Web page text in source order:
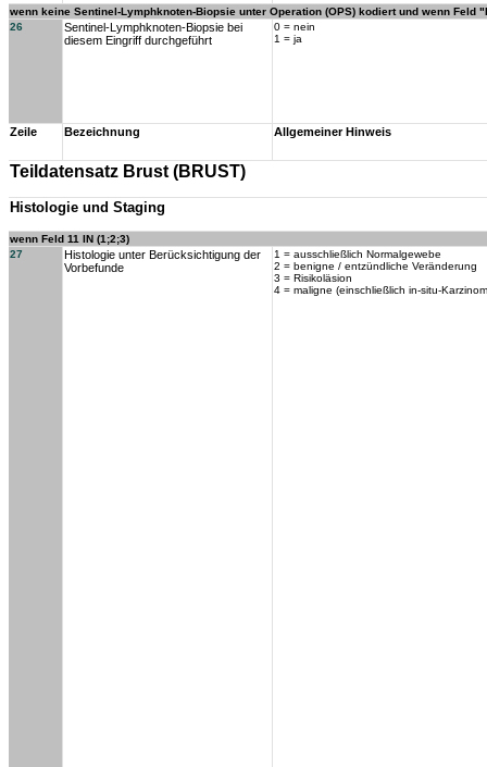
wenn keine Sentinel-Lymphknoten-Biopsie unter Operation (OPS) kodiert und wenn Feld
26
Sentinel-Lymphknoten-Biopsie bei
diesem Eingriff durchgeführt
0 = nein
1 = ja
Zeile Bezeichnung Allgemeiner Hinweis
Teildatensatz Brust (BRUST)
Histologie und Staging
wenn Feld 11 IN (1;2;3)
27
Histologie unter Berücksichtigung der
Vorbefunde
1 = ausschließlich Normalgewebe
2 = benigne / entzündliche Veränderung
3 = Risikoläsion
4 = maligne (einschließlich in-situ-